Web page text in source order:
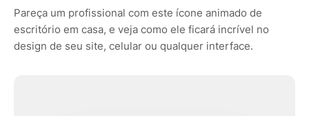
Pareça um profissional com este ícone animado de
escritório em casa, e veja como ele ficará incrível no
design de seu site, celular ou qualquer interface.